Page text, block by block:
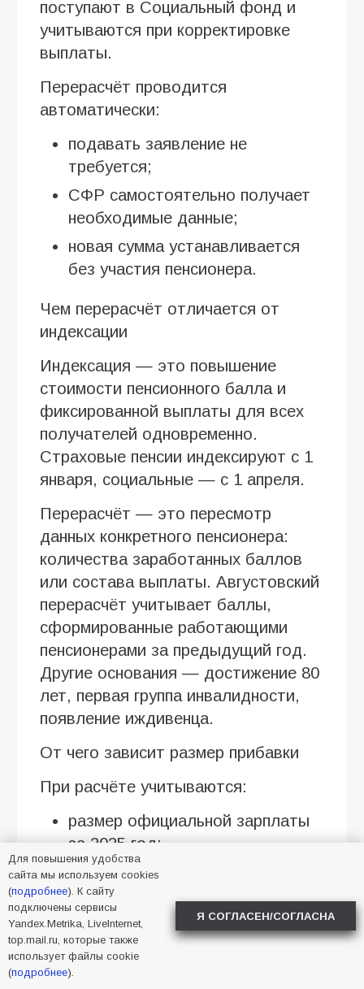
поступают в Социальный фонд и
учитываются при корректировке
выплаты.
Перерасчёт проводится
автоматически:
подавать заявление не
требуется;
СФР самостоятельно получает
необходимые данные;
новая сумма устанавливается
без участия пенсионера.
Чем перерасчёт отличается от
индексации
Индексация — это повышение
стоимости пенсионного балла и
фиксированной выплаты для всех
получателей одновременно.
Страховые пенсии индексируют с 1
января, социальные — с 1 апреля.
Перерасчёт — это пересмотр
данных конкретного пенсионера:
количества заработанных баллов
или состава выплаты. Августовский
перерасчёт учитывает баллы,
сформированные работающими
пенсионерами за предыдущий год.
Другие основания — достижение 80
лет, первая группа инвалидности,
появление иждивенца.
От чего зависит размер прибавки
При расчёте учитываются:
размер официальной зарплаты
за 2025 год;
сумма перечисленных страховых
взносов;
количество сформированных
пенсионных коэффициентов;
стоимость одного балла в 2026
Для повышения удобства
сайта мы используем cookies
(подробнее). К сайту
подключены сервисы
Yandex.Metrika, LiveInternet,
top.mail.ru, которые также
использует файлы cookie
(подробнее).
Я СОГЛАСЕН/СОГЛАСНА